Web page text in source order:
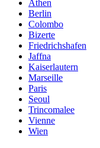
Athen
Berlin
Colombo
Bizerte
Friedrichshafen
Jaffna
Kaiserlautern
Marseille
Paris
Seoul
Trincomalee
Vienne
Wien